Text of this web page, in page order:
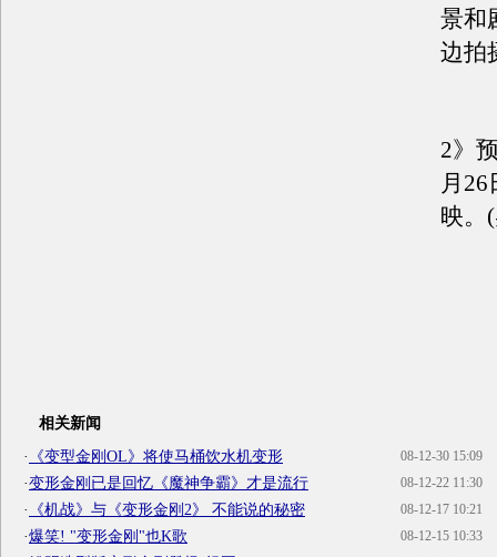
景和
边拍
2》
月26
映。
相关新闻
08-12-30 15:09
· 《变型金刚OL》将使马桶饮水机变形
08-12-22 11:30
·变形金刚已是回忆《魔神争霸》才是流行
08-12-17 10:21
· 《机战》与《变形金刚2》 不能说的秘密
08-12-15 10:33
·爆笑! "变形金刚"也K歌